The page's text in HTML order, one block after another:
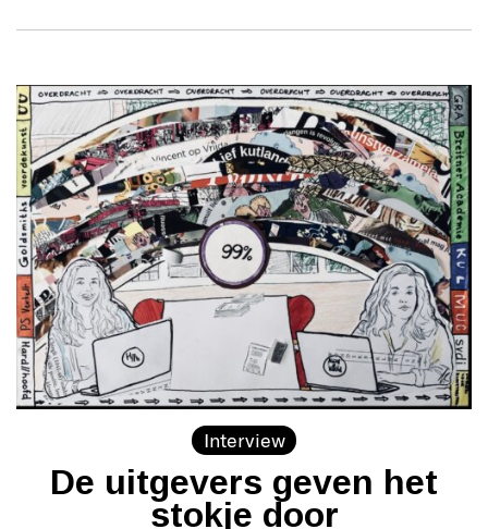
Interview
De uitgevers geven het
stokje door